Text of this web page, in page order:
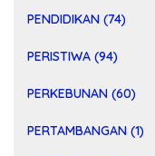
PENDIDIKAN (74)
PERISTIWA (94)
PERKEBUNAN (60)
PERTAMBANGAN (1)